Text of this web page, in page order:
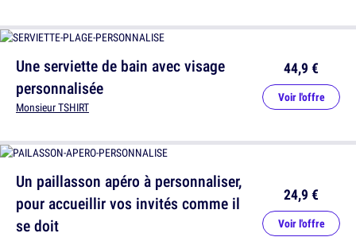
Un paillasson apéro à personnaliser,
pour accueillir vos invités comme il
se doit
24,9 €
Voir l'offre
Une serviette de bain avec visage
personnalisée
Monsieur TSHIRT
44,9 €
Voir l'offre